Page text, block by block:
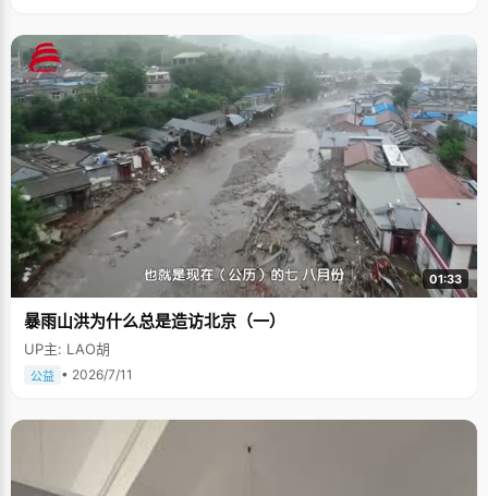
01:33
暴雨山洪为什么总是造访北京（一）
UP主: LAO胡
公益 • 2026/7/11